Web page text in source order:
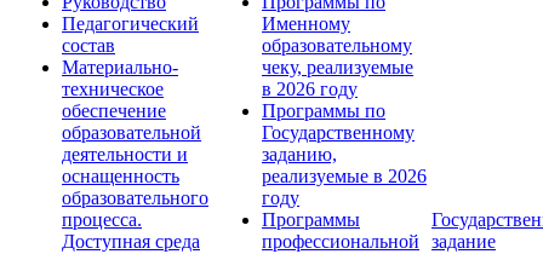
Педагогический
состав
Материально-
техническое
обеспечение
образовательной
деятельности и
оснащенность
образовательного
процесса.
Доступная среда
Именному
образовательному
чеку, реализуемые
в 2026 году
Программы по
Государственному
заданию,
реализуемые в 2026
году
Программы
профессиональной
задание